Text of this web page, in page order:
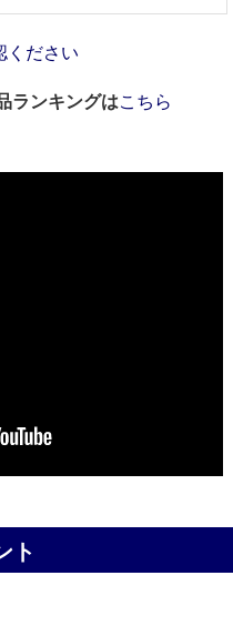
ください
ランキングはこちら
ト